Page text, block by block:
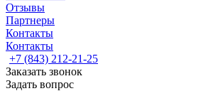
Отзывы
Партнеры
Контакты
Контакты
+7 (843) 212-21-25
Заказать звонок
Задать вопрос